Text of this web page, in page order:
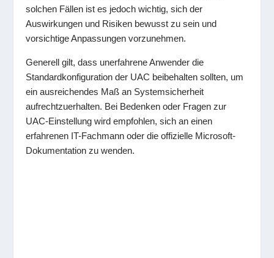
solchen Fällen ist es jedoch wichtig, sich der
Auswirkungen und Risiken bewusst zu sein und
vorsichtige Anpassungen vorzunehmen.
Generell gilt, dass unerfahrene Anwender die
Standardkonfiguration der UAC beibehalten sollten, um
ein ausreichendes Maß an Systemsicherheit
aufrechtzuerhalten. Bei Bedenken oder Fragen zur
UAC-Einstellung wird empfohlen, sich an einen
erfahrenen IT-Fachmann oder die offizielle Microsoft-
Dokumentation zu wenden.